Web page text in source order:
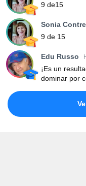
9 de15
Sonia
9 de 15
Edu Russo
¡Es un
dominar por